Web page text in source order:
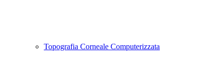
Topografia Corneale Computerizzata